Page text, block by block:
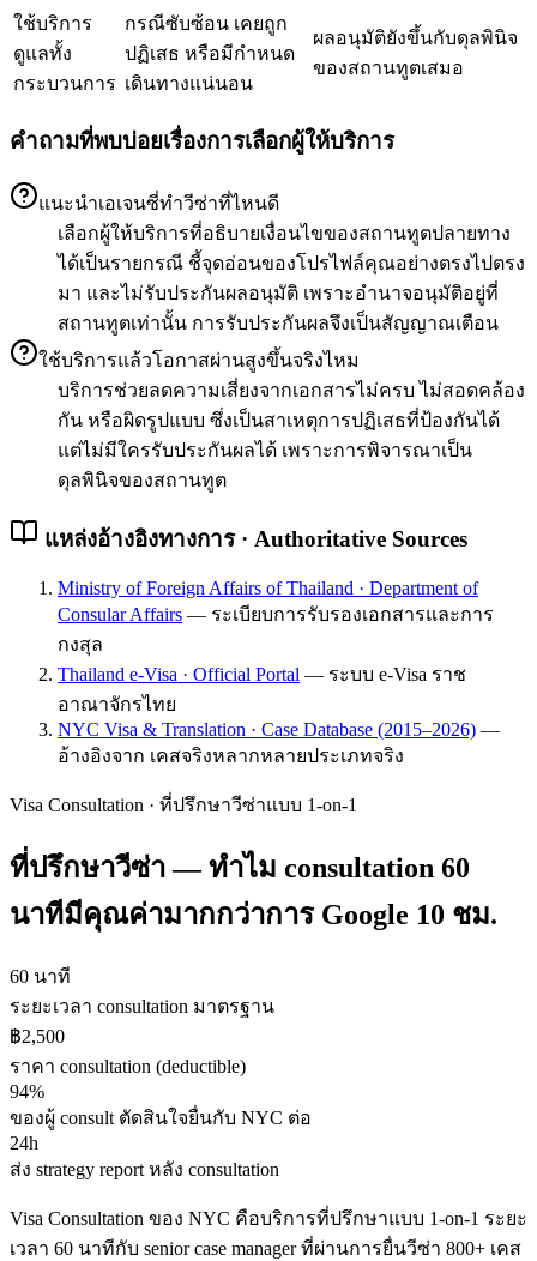
ใช้บริการ
ดูแลทั้ง
กระบวนการ
กรณีซับซ้อน เคยถูก
ปฏิเสธ หรือมีกำหนด
เดินทางแน่นอน
ผลอนุมัติยังขึ้นกับดุลพินิจ
ของสถานทูตเสมอ
คำถามที่พบบ่อยเรื่องการเลือกผู้ให้บริการ
แนะนำเอเจนซี่ทำวีซ่าที่ไหนดี
เลือกผู้ให้บริการที่อธิบายเงื่อนไขของสถานทูตปลายทาง
ได้เป็นรายกรณี ชี้จุดอ่อนของโปรไฟล์คุณอย่างตรงไปตรง
มา และไม่รับประกันผลอนุมัติ เพราะอำนาจอนุมัติอยู่ที่
สถานทูตเท่านั้น การรับประกันผลจึงเป็นสัญญาณเตือน
ใช้บริการแล้วโอกาสผ่านสูงขึ้นจริงไหม
บริการช่วยลดความเสี่ยงจากเอกสารไม่ครบ ไม่สอดคล้อง
กัน หรือผิดรูปแบบ ซึ่งเป็นสาเหตุการปฏิเสธที่ป้องกันได้
แต่ไม่มีใครรับประกันผลได้ เพราะการพิจารณาเป็น
ดุลพินิจของสถานทูต
แหล่งอ้างอิงทางการ · Authoritative Sources
Ministry of Foreign Affairs of Thailand · Department of
Consular Affairs — ระเบียบการรับรองเอกสารและการ
กงสุล
Thailand e-Visa · Official Portal — ระบบ e-Visa ราช
อาณาจักรไทย
NYC Visa & Translation · Case Database (2015–2026) —
อ้างอิงจาก เคสจริงหลากหลายประเภทจริง
Visa Consultation · ที่ปรึกษาวีซ่าแบบ 1-on-1
ที่ปรึกษาวีซ่า — ทำไม consultation 60
นาทีมีคุณค่ามากกว่าการ Google 10 ชม.
60 นาที
ระยะเวลา consultation มาตรฐาน
฿2,500
ราคา consultation (deductible)
94%
ของผู้ consult ตัดสินใจยื่นกับ NYC ต่อ
24h
ส่ง strategy report หลัง consultation
Visa Consultation ของ NYC คือบริการที่ปรึกษาแบบ 1-on-1 ระยะ
เวลา 60 นาทีกับ senior case manager ที่ผ่านการยื่นวีซ่า 800+ เคส